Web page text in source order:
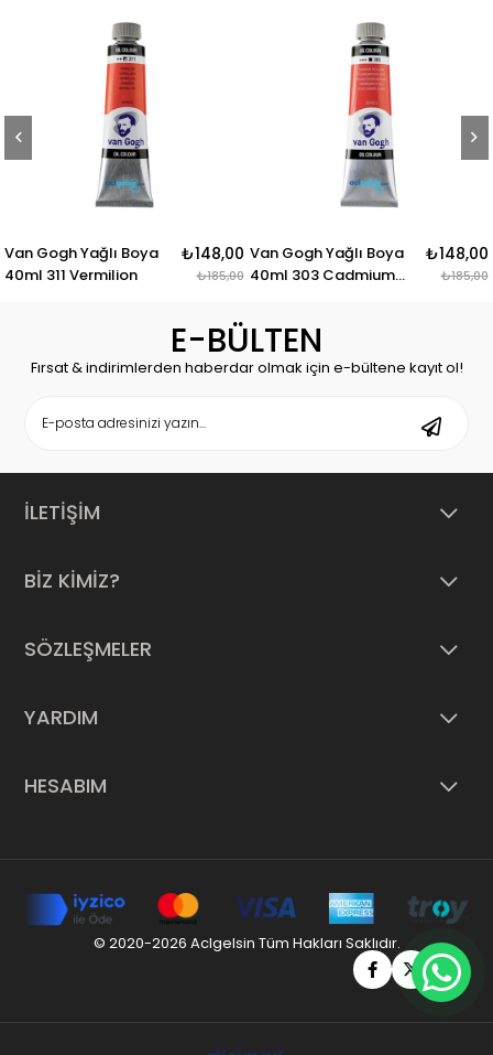
Van Gogh Yağlı Boya
40ml 311 Vermilion
₺148,00
₺185,00
Van Gogh Yağlı Boya
40ml 303 Cadmium
₺148,00
₺185,00
E-BÜLTEN
Fırsat & indirimlerden haberdar olmak için e-bültene kayıt ol!
İLETİŞİM
BİZ KİMİZ?
SÖZLEŞMELER
YARDIM
HESABIM
© 2020-2026 Aclgelsin Tüm Hakları Saklıdır.